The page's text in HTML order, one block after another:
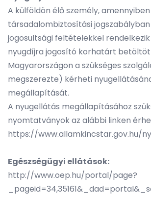
A külföldön élő személy,
társadalombiztosítási
jogosultsági feltételekkel
nyugdíjra jogosító korhatárt
Magyarországon a szükséges
megszerezte) kérheti
megállapítását.
A nyugellátás megállapításához
nyomtatványok az alábbi linken
https://www.allamkincstar.gov.hu/
Egészségügyi ellátások:
http://www.oep.hu/portal/page?